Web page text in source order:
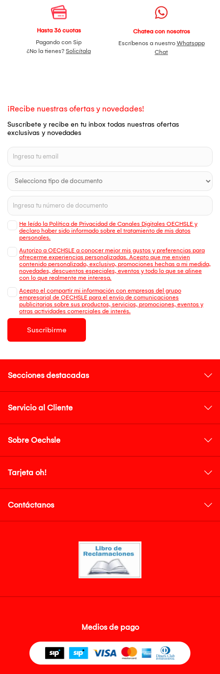
Hasta 36 cuotas
Pagando con Sip
¿No la tienes? Solicítala
Chatea con nosotros
Escríbenos a nuestro Whatsapp
Chat
¡Recibe nuestras ofertas y novedades!
Suscríbete y recibe en tu inbox todas nuestras ofertas
exclusivas y novedades
He leído la Política de Privacidad de Canales Digitales OECHSLE y
declaro haber sido informado sobre el tratamiento de mis datos
personales.
Autorizo a OECHSLE a conocer mejor mis gustos y preferencias para
ofrecerme experiencias personalizadas. Acepto que me envien
contenido personalizado, exclusivo, promociones hechas a mi medida,
novedades, descuentos especiales, eventos y todo lo que se alinee
con lo que realmente me interesa.
Acepto el compartir mi información con empresas del grupo
empresarial de OECHSLE para el envío de comunicaciones
publicitarias sobre sus productos, servicios, promociones, eventos y
otras actividades comerciales de interés.
Suscribirme
Secciones destacadas
Servicio al Cliente
Sobre Oechsle
Tarjeta oh!
Contáctanos
Medios de pago